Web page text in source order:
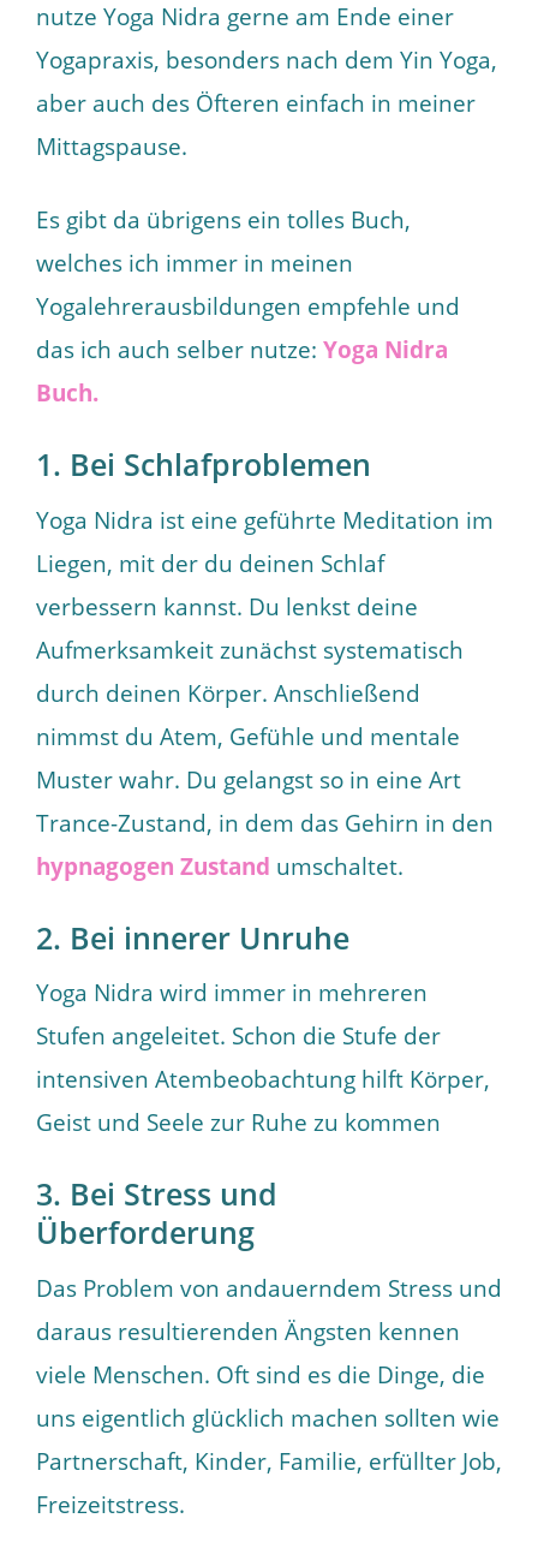
nutze Yoga Nidra gerne am Ende einer
Yogapraxis, besonders nach dem Yin Yoga,
aber auch des Öfteren einfach in meiner
Mittagspause.
Es gibt da übrigens ein tolles Buch,
welches ich immer in meinen
Yogalehrerausbildungen empfehle und
das ich auch selber nutze: Yoga Nidra
Buch.
1. Bei Schlafproblemen
Yoga Nidra ist eine geführte Meditation im
Liegen, mit der du deinen Schlaf
verbessern kannst. Du lenkst deine
Aufmerksamkeit zunächst systematisch
durch deinen Körper. Anschließend
nimmst du Atem, Gefühle und mentale
Muster wahr. Du gelangst so in eine Art
Trance-Zustand, in dem das Gehirn in den
hypnagogen Zustand umschaltet.
2. Bei innerer Unruhe
Yoga Nidra wird immer in mehreren
Stufen angeleitet. Schon die Stufe der
intensiven Atembeobachtung hilft Körper,
Geist und Seele zur Ruhe zu kommen
3. Bei Stress und
Überforderung
Das Problem von andauerndem Stress und
daraus resultierenden Ängsten kennen
viele Menschen. Oft sind es die Dinge, die
uns eigentlich glücklich machen sollten wie
Partnerschaft, Kinder, Familie, erfüllter Job,
Freizeitstress.